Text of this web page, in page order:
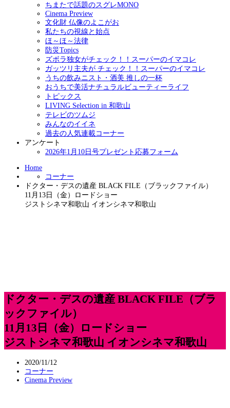
ちまたで話題のスグレMONO
Cinema Preview
文化財 仏像のよこがお
私たちの視線と始点
ほ～ほ～法律
防災Topics
ズボラ独女がチェック！！スーパーのイマコレ
ガッツリ主夫が チェック！！スーパーのイマコレ
うちの飲みニスト・酒美 推しの一杯
おうちで美活ナチュラルビューティーライフ
トピックス
LIVING Selection in 和歌山
テレビのツムジ
みんなのイイネ
過去の人気連載コーナー
アンケート
2026年1月10日号プレゼント応募フォーム
Home
コーナー
ドクター・デスの遺産 BLACK FILE（ブラックファイル）
11月13日（金）ロードショー
ジストシネマ和歌山 イオンシネマ和歌山
ドクター・デスの遺産 BLACK FILE（ブラ
ックファイル）
11月13日（金）ロードショー
ジストシネマ和歌山 イオンシネマ和歌山
2020/11/12
コーナー
Cinema Preview